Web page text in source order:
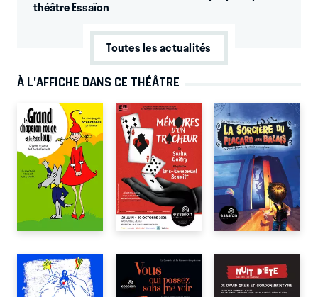
théâtre Essaïon
Toutes les actualités
À L’AFFICHE DANS CE THÉÂTRE